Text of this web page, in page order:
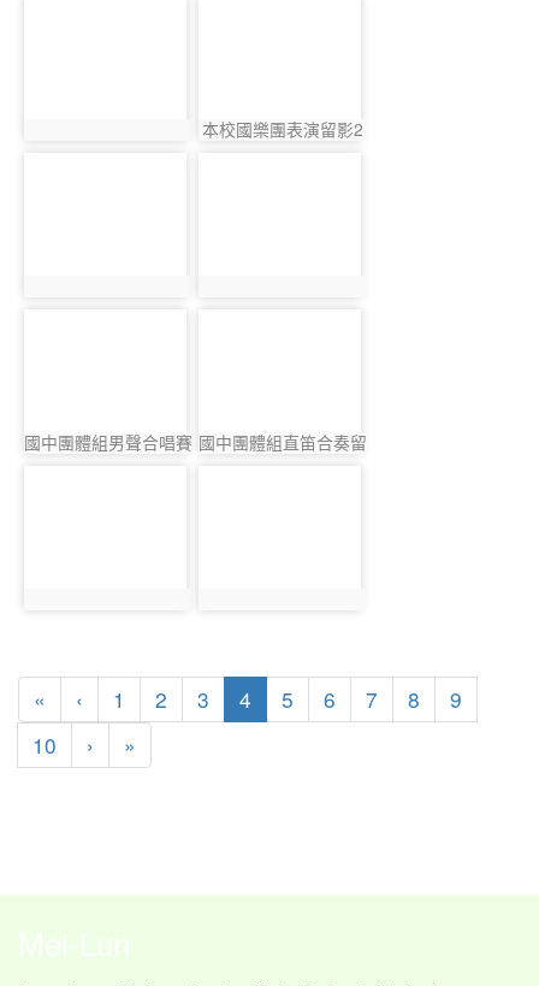
本校國樂團表演留影2
photo:3997
國中團體組男聲合唱賽
photo:3979
國中團體組直笛合奏留
photo:3959
« 第一頁
‹ 上一頁
1 2 3 4 (目前頁次)
5 6 7 8
9
10
› 下一頁
»
Mei-Lun